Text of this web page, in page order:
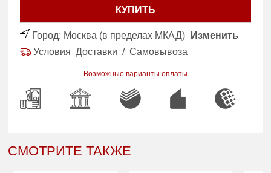
КУПИТЬ
Город: Москва (в пределах МКАД)
Изменить
УсловияДоставки /Самовывоза
Возможные варианты оплаты
СМОТРИТЕ ТАКЖЕ